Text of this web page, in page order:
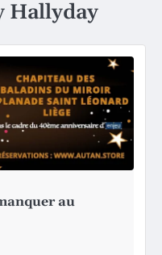
Hallyday
au